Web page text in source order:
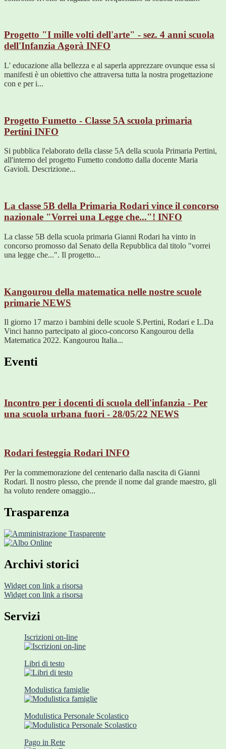
Progetto "I mille volti dell'arte" - sez. 4 anni scuola
dell'Infanzia Agorà INFO
L' educazione alla bellezza e al saperla apprezzare ovunque essa si
manifesti è un obiettivo che attraversa tutta la nostra progettazione
con e per i...
Progetto Fumetto - Classe 5A scuola primaria
Pertini INFO
Si pubblica l'elaborato della classe 5A della scuola Primaria Pertini,
all'interno del progetto Fumetto condotto dalla docente Maria
Gavioli. Descrizione...
La classe 5B della Primaria Rodari vince il concorso
nazionale "Vorrei una Legge che..."! INFO
La classe 5B della scuola primaria Gianni Rodari ha vinto in
concorso promosso dal Senato della Repubblica dal titolo "vorrei
una legge che...". Il progetto...
Kangourou della matematica nelle nostre scuole
primarie NEWS
Il giorno 17 marzo i bambini delle scuole S.Pertini, Rodari e L.Da
Vinci hanno partecipato al gioco-concorso Kangourou della
Matematica 2022. Kangourou Italia...
Eventi
Incontro per i docenti di scuola dell'infanzia - Per
una scuola urbana fuori - 28/05/22 NEWS
Rodari festeggia Rodari INFO
Per la commemorazione del centenario dalla nascita di Gianni
Rodari. Il nostro plesso, che prende il nome dal grande maestro, gli
ha voluto rendere omaggio...
Trasparenza
Archivi storici
Widget con link a risorsa
Widget con link a risorsa
Servizi
Iscrizioni on-line
Libri di testo
Modulistica famiglie
Modulistica Personale Scolastico
Pago in Rete